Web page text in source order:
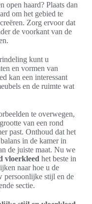
open haard? Plaats dan
om het gebied te
Zorg ervoor dat
de voorkant van de
kunt u
en vormen van
kan een interessant
en de ruimte wat
te overwegen,
van een rond
past. Onthoud dat het
in de kamer in
de juiste maat. Nu we
vloerkleed het beste in
naar hoe u de
persoonlijke stijl en de
sectie.